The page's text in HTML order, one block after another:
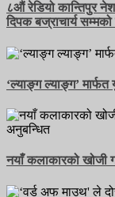
८औं रेडियो कान्तिपुर
दिपक बज्राचार्य
‘ल्याङ्ग ल्याङ्ग’
नयाँ कलाकारको खोजी